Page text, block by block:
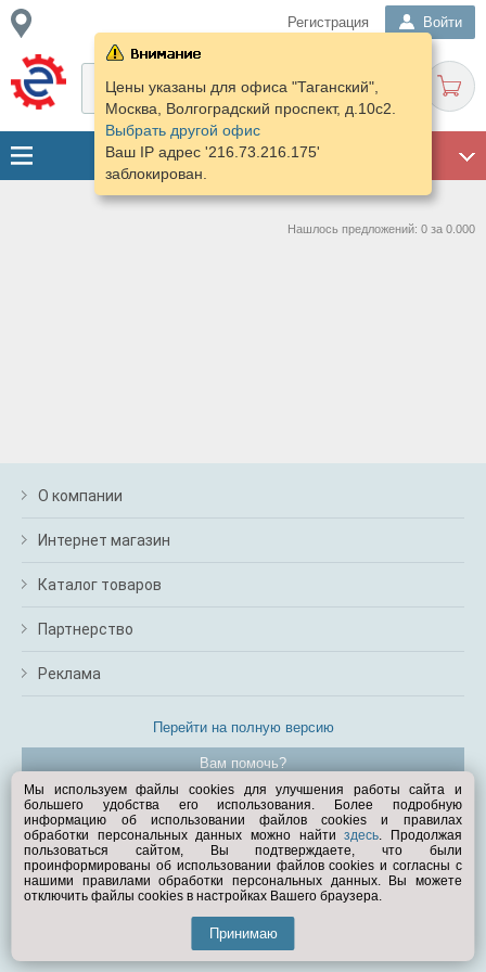
Регистрация Войти
Цены указаны для офиса "Таганский",
Москва, Волгоградский проспект, д.10с2.
Выбрать другой офис
Ваш IP адрес '216.73.216.175'
заблокирован.
Нашлось предложений: 0 за 0.000
О компании
Интернет магазин
Каталог товаров
Партнерство
Реклама
Перейти на полную версию
Вам помочь?
© Exist.ru 1998—2026
Мы используем файлы cookies для улучшения работы сайта и
большего удобства его использования. Более подробную
информацию об использовании файлов cookies и правилах
обработки персональных данных можно найтиздесь. Продолжая
пользоваться сайтом, Вы подтверждаете, что были
проинформированы об использовании файлов cookies и согласны с
нашими правилами обработки персональных данных. Вы можете
отключить файлы cookies в настройках Вашего браузера.
Принимаю